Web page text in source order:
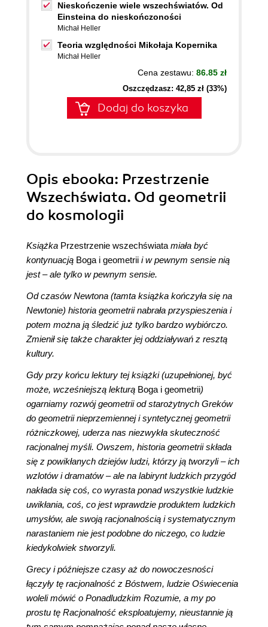
Nieskończenie wiele wszechświatów. Od
Einsteina do nieskończoności
Michał Heller
Teoria względności Mikołaja Kopernika
Michał Heller
Cena zestawu: 86.85 zł
Oszczędzasz: 42,85 zł (33%)
Dodaj do koszyka
Opis ebooka: Przestrzenie
Wszechświata. Od geometrii
do kosmologii
Książka Przestrzenie wszechświata miała być
kontynuacją Boga i geometrii i w pewnym sensie nią
jest – ale tylko w pewnym sensie.
Od czasów Newtona (tamta książka kończyła się na
Newtonie) historia geometrii nabrała przyspieszenia i
potem można ją śledzić już tylko bardzo wybiórczo.
Zmienił się także charakter jej oddziaływań z resztą
kultury.
Gdy przy końcu lektury tej książki (uzupełnionej, być
może, wcześniejszą lekturą Boga i geometrii)
ogarniamy rozwój geometrii od starożytnych Greków
do geometrii nieprzemiennej i syntetycznej geometrii
różniczkowej, uderza nas niezwykła skuteczność
racjonalnej myśli. Owszem, historia geometrii składa
się z powikłanych dziejów ludzi, którzy ją tworzyli – ich
wzlotów i dramatów – ale na labirynt ludzkich przygód
nakłada się coś, co wyrasta ponad wszystkie ludzkie
uwikłania, coś, co jest wprawdzie produktem ludzkich
umysłów, ale swoją racjonalnością i systematycznym
narastaniem nie jest podobne do niczego, co ludzie
kiedykolwiek stworzyli.
Grecy i późniejsze czasy aż do nowoczesności
łączyły tę racjonalność z Bóstwem, ludzie Oświecenia
woleli mówić o Ponadludzkim Rozumie, a my po
prostu tę Racjonalność eksploatujemy, nieustannie ją